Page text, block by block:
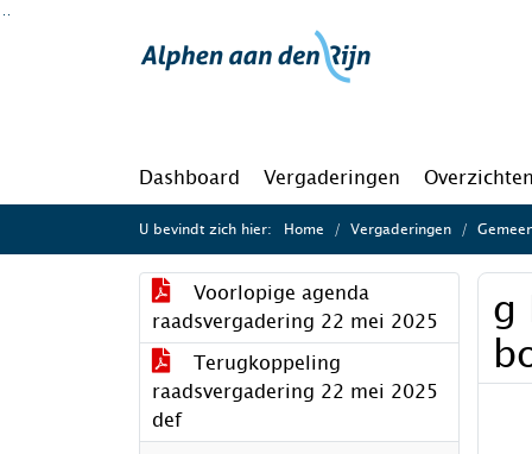
Ga naar de inhoud van deze pagina
Dashboard Vergaderingen
U bevindt zich hier: Home Vergaderingen
Voorlopige agenda
raadsvergadering 22 mei 2025
Terugkoppeling
raadsvergadering 22 mei 2025
def
g